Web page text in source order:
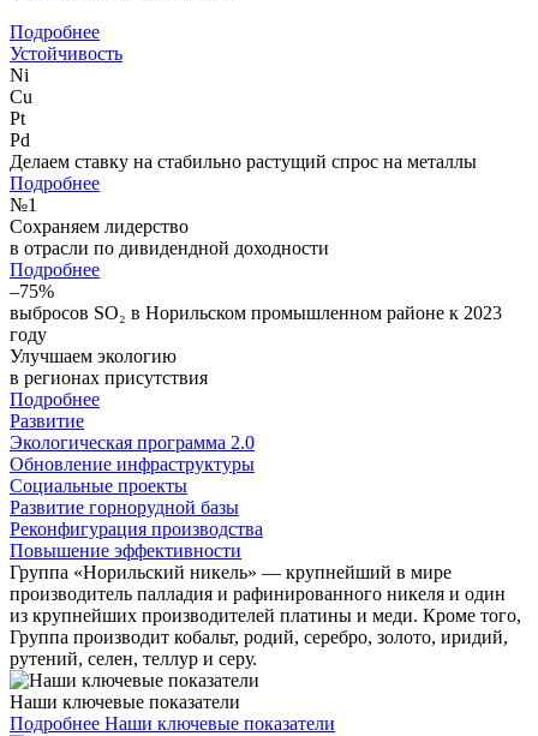
Подробнее
Устойчивость
Ni
Cu
Pt
Pd
Делаем ставку на стабильно растущий спрос на металлы
Подробнее
№1
Сохраняем лидерство
в отрасли по дивидендной доходности
Подробнее
–75%
выбросов SO₂ в Норильском промышленном районе к 2023
году
Улучшаем экологию
в регионах присутствия
Подробнее
Развитие
Экологическая программа 2.0
Обновление инфраструктуры
Социальные проекты
Развитие горнорудной базы
Реконфигурация производства
Повышение эффективности
Группа «Норильский никель» — крупнейший в мире
производитель палладия и рафинированного никеля и один
из крупнейших производителей платины и меди. Кроме того,
Группа производит кобальт, родий, серебро, золото, иридий,
рутений, селен, теллур и серу.
Наши ключевые показатели
Подробнее Наши ключевые показатели